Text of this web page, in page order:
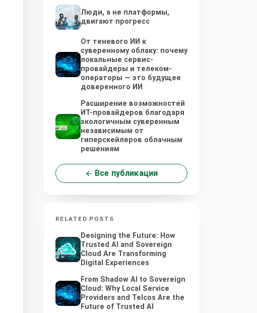
Люди, а не платформы,
двигают прогресс
От теневого ИИ к
суверенному облаку: почему
локальные сервис-
провайдеры и телеком-
операторы — это будущее
доверенного ИИ
Расширение возможностей
ИТ-провайдеров благодаря
экологичным суверенным
независимым от
гиперскейлеров облачным
решениям
Все публикации
RELATED POSTS
Designing the Future: How
Trusted AI and Sovereign
Cloud Are Transforming
Digital Experiences
From Shadow AI to Sovereign
Cloud: Why Local Service
Providers and Telcos Are the
Future of Trusted AI